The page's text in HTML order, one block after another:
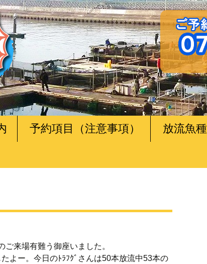
予約項目（注意事項） 放流魚種
来場有難う御座いました。
よー。今日のﾄﾗﾌｸﾞさんは50本放流中53本の